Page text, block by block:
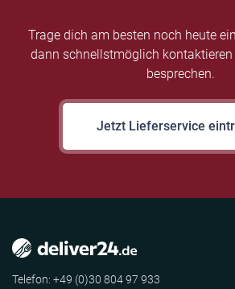
Trage dich am besten noch heute
dann schnellstmöglich
besprechen.
Jetzt Lieferservice
Telefon: +49 (0)30 804 97 933